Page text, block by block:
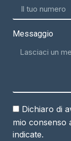
Messaggio
Dichiaro di
mio consenso
indicate.